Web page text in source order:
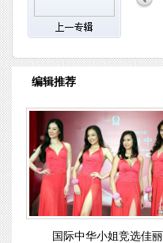
编辑推荐
国际中华小姐竞选佳丽